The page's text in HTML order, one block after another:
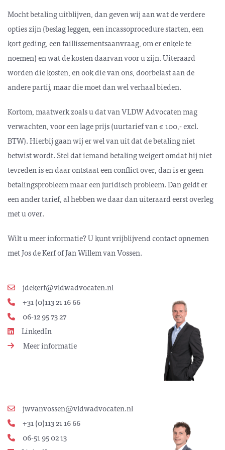
Mocht betaling uitblijven, dan geven wij aan wat de verdere
opties zijn (beslag leggen, een incassoprocedure starten, een
kort geding, een faillissementsaanvraag, om er enkele te
noemen) en wat de kosten daarvan voor u zijn. Uiteraard
worden die kosten, en ook die van ons, doorbelast aan de
andere partij, maar die moet dan wel verhaal bieden.
Kortom, maatwerk zoals u dat van VLDW Advocaten mag
verwachten, voor een lage prijs (uurtarief van € 100,- excl.
BTW). Hierbij gaan wij er wel van uit dat de betaling niet
betwist wordt. Stel dat iemand betaling weigert omdat hij niet
tevreden is en daar ontstaat een conflict over, dan is er geen
betalingsprobleem maar een juridisch probleem. Dan geldt er
een ander tarief, al hebben we daar dan uiteraard eerst overleg
met u over.
Wilt u meer informatie? U kunt vrijblijvend contact opnemen
met Jos de Kerf of Jan Willem van Vossen.
jdekerf@vldwadvocaten.nl
+31 (0)113 21 16 66
06-12 95 73 27
LinkedIn
Meer informatie
jwvanvossen@vldwadvocaten.nl
+31 (0)113 21 16 66
06-51 95 02 13